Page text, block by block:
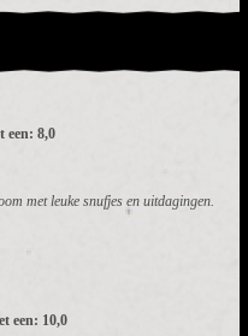
een: 8,0
met leuke snufjes en uitdagingen.
een: 10,0